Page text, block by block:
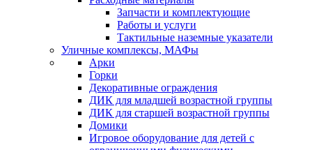
Запчасти и комплектующие
Работы и услуги
Тактильные наземные указатели
Уличные комплексы, МАФы
Арки
Горки
Декоративные ограждения
ДИК для младшей возрастной группы
ДИК для старшей возрастной группы
Домики
Игровое оборудование для детей с